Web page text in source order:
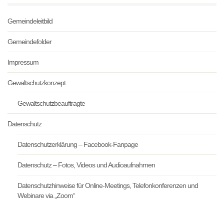
Gemeindeleitbild
Gemeindefolder
Impressum
Gewaltschutzkonzept
Gewaltschutzbeauftragte
Datenschutz
Datenschutzerklärung – Facebook-Fanpage
Datenschutz – Fotos, Videos und Audioaufnahmen
Datenschutzhinweise für Online-Meetings, Telefonkonferenzen und
Webinare via „Zoom“